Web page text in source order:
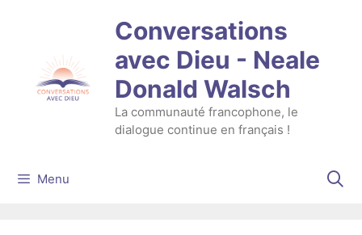
Conversations
avec Dieu - Neale
Donald Walsch
La communauté francophone, le
dialogue continue en français !
Menu